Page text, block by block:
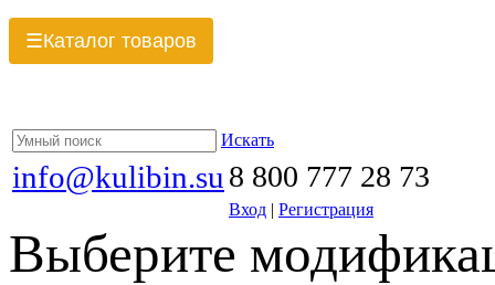
☰Каталог товаров
Искать
info@kulibin.su 8 800 777 28 73
Вход | Регистрация
Выберите